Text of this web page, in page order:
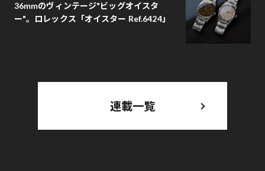
36mmのヴィンテージ"ビッグオイスタ
ー"。ロレックス「オイスター Ref.6424」
連載一覧